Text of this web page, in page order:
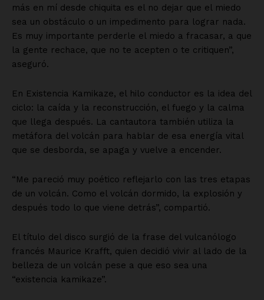
más en mí desde chiquita es el no dejar que el miedo
sea un obstáculo o un impedimento para lograr nada.
Es muy importante perderle el miedo a fracasar, a que
la gente rechace, que no te acepten o te critiquen”,
aseguró.
En Existencia Kamikaze, el hilo conductor es la idea del
ciclo: la caída y la reconstrucción, el fuego y la calma
que llega después. La cantautora también utiliza la
metáfora del volcán para hablar de esa energía vital
que se desborda, se apaga y vuelve a encender.
“Me pareció muy poético reflejarlo con las tres etapas
de un volcán. Como el volcán dormido, la explosión y
después todo lo que viene detrás”, compartió.
El título del disco surgió de la frase del vulcanólogo
francés Maurice Krafft, quien decidió vivir al lado de la
belleza de un volcán pese a que eso sea una
“existencia kamikaze”.